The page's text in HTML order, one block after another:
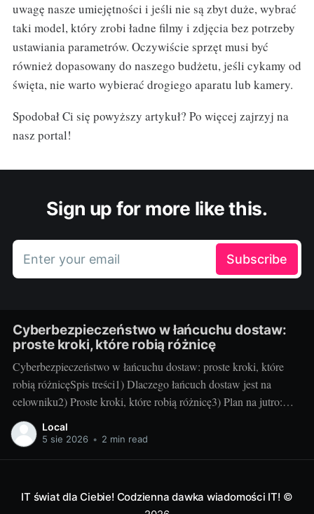
uwagę nasze umiejętności i jeśli nie są zbyt duże, wybrać
taki model, który zrobi ładne filmy i zdjęcia bez potrzeby
ustawiania parametrów. Oczywiście sprzęt musi być
również dopasowany do naszego budżetu, jeśli cykamy od
święta, nie warto wybierać drogiego aparatu lub kamery.
Spodobał Ci się powyższy artykuł? Po więcej zajrzyj na
nasz portal!
Sign up for more like this.
Enter your email Subscribe
Cyberbezpieczeństwo w łańcuchu dostaw:
proste kroki, które robią różnicę
Cyberbezpieczeństwo w łańcuchu dostaw: proste kroki, które
robią różnicęSpis treści1) Dlaczego łańcuch dostaw jest na
celowniku2) Proste kroki, które robią różnicę3) Plan na jutro:
utrzymanie i mierzenie efektów1) Dlaczego łańcuch dostaw jest
na celownikuCo to jest atak na łańcuch dostaw – w dwóch
Local
5 sie 2026 • 2 min read
IT świat dla Ciebie! Codzienna dawka wiadomości IT! ©